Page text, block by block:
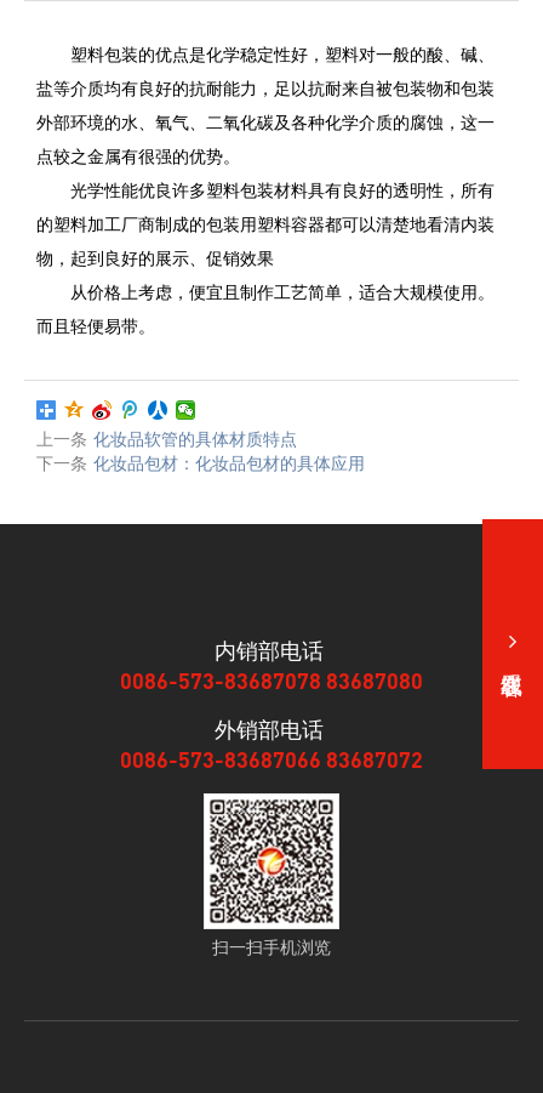
塑料包装的优点是化学稳定性好，塑料对一般的酸、碱、
盐等介质均有良好的抗耐能力，足以抗耐来自被包装物和包装
外部环境的水、氧气、二氧化碳及各种化学介质的腐蚀，这一
点较之金属有很强的优势。
光学性能优良许多塑料包装材料具有良好的透明性，所有
的塑料加工厂商制成的包装用塑料容器都可以清楚地看清内装
物，起到良好的展示、促销效果
从价格上考虑，便宜且制作工艺简单，适合大规模使用。
而且轻便易带。
上一条 化妆品软管的具体材质特点
下一条 化妆品包材：化妆品包材的具体应用
内销部电话
0086-573-83687078 83687080
外销部电话
0086-573-83687066 83687072
扫一扫手机浏览